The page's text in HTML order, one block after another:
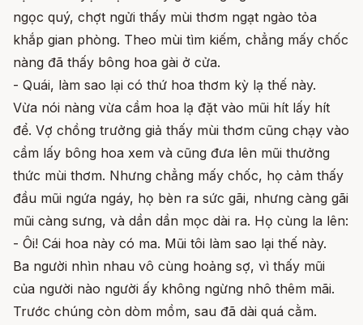
ngọc quý, chợt ngửi thấy mùi thơm ngạt ngào tỏa
khắp gian phòng. Theo mùi tìm kiếm, chẳng mấy chốc
nàng đã thấy bông hoa gài ở cửa.
- Quái, làm sao lại có thứ hoa thơm kỳ lạ thế này.
Vừa nói nàng vừa cầm hoa lạ đặt vào mũi hít lấy hít
để. Vợ chồng trưởng giả thấy mùi thơm cũng chạy vào
cầm lấy bông hoa xem và cũng đưa lên mũi thưởng
thức mùi thơm. Nhưng chẳng mấy chốc, họ cảm thấy
đầu mũi ngứa ngáy, họ bèn ra sức gãi, nhưng càng gãi
mũi càng sưng, và dần dần mọc dài ra. Họ cùng la lên:
- Ôi! Cái hoa này có ma. Mũi tôi làm sao lại thế này.
Ba người nhìn nhau vô cùng hoảng sợ, vì thấy mũi
của người nào người ấy không ngừng nhô thêm mãi.
Trước chúng còn dòm mồm, sau đã dài quá cằm.